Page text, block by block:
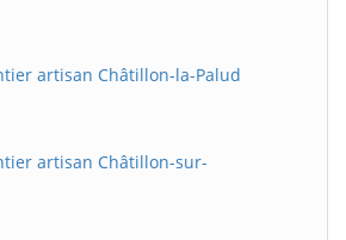
artisan Châtillon-la-Palud
artisan Châtillon-sur-